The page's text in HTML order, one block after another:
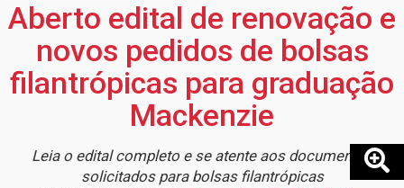
Aberto edital de renovação e
novos pedidos de bolsas
filantrópicas para graduação
Mackenzie
Leia o edital completo e se atente aos documentos
solicitados para bolsas filantrópicas